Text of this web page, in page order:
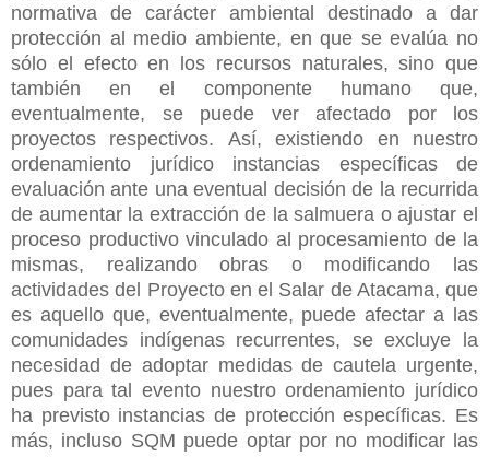
normativa de carácter ambiental destinado a dar
protección al medio ambiente, en que se evalúa no
sólo el efecto en los recursos naturales, sino que
también en el componente humano que,
eventualmente, se puede ver afectado por los
proyectos respectivos. Así, existiendo en nuestro
ordenamiento jurídico instancias específicas de
evaluación ante una eventual decisión de la recurrida
de aumentar la extracción de la salmuera o ajustar el
proceso productivo vinculado al procesamiento de la
mismas, realizando obras o modificando las
actividades del Proyecto en el Salar de Atacama, que
es aquello que, eventualmente, puede afectar a las
comunidades indígenas recurrentes, se excluye la
necesidad de adoptar medidas de cautela urgente,
pues para tal evento nuestro ordenamiento jurídico
ha previsto instancias de protección específicas. Es
más, incluso SQM puede optar por no modificar las